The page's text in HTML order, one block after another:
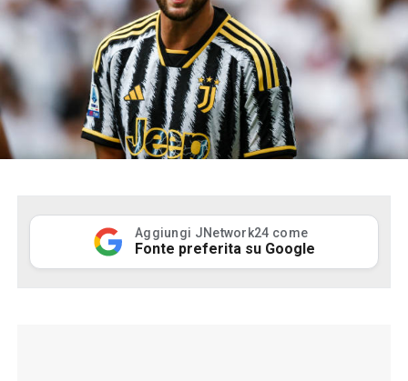
Aggiungi JNetwork24 come
Fonte preferita su Google